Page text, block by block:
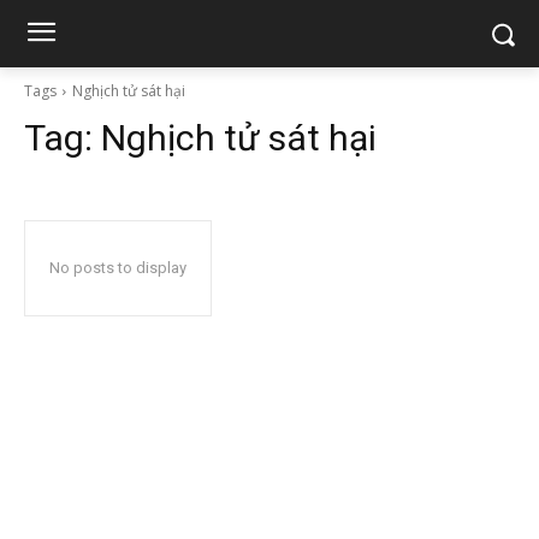
Tags Nghịch tử sát hại
Tag: Nghịch tử sát hại
No posts to display